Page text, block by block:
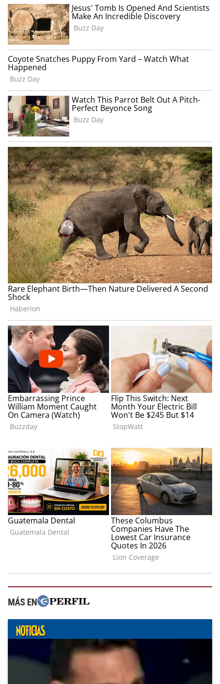
MÁS EN